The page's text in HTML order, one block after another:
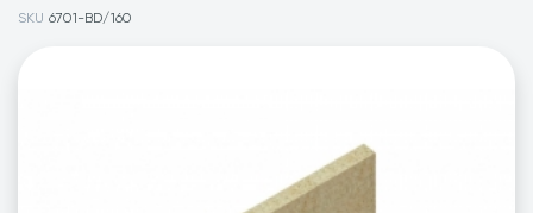
SKU 6701-BD/160